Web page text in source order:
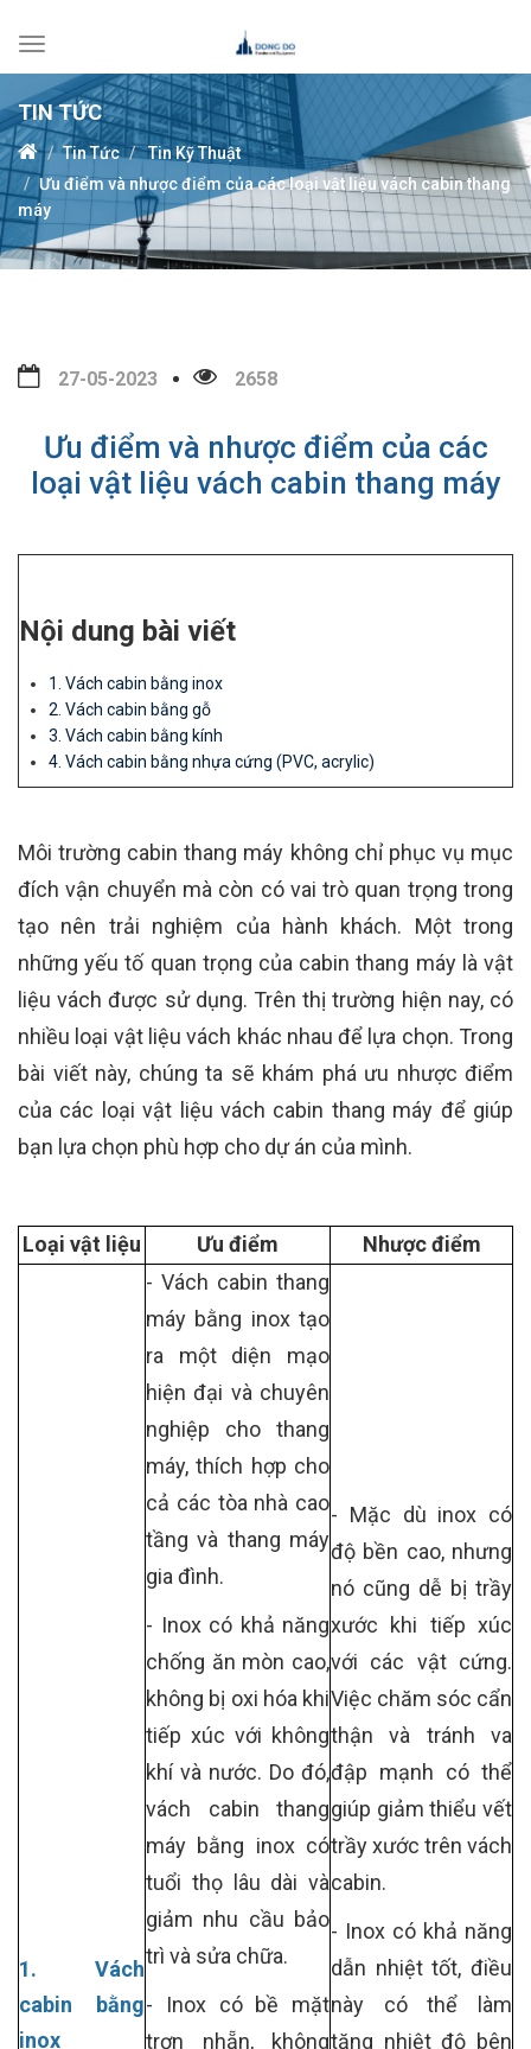
Toggle
navigation
TIN TỨC
Tin Tức
Tin Kỹ Thuật
Ưu điểm và nhược điểm của các loại vật liệu vách cabin thang
máy
27-05-2023 2658
Ưu điểm và nhược điểm của các
loại vật liệu vách cabin thang máy
Nội dung bài viết
1. Vách cabin bằng inox
2. Vách cabin bằng gỗ
3. Vách cabin bằng kính
4. Vách cabin bằng nhựa cứng (PVC, acrylic)
Môi trường cabin thang máy không chỉ phục vụ mục
đích vận chuyển mà còn có vai trò quan trọng trong
tạo nên trải nghiệm của hành khách. Một trong
những yếu tố quan trọng của cabin thang máy là vật
liệu vách được sử dụng. Trên thị trường hiện nay, có
nhiều loại vật liệu vách khác nhau để lựa chọn. Trong
bài viết này, chúng ta sẽ khám phá ưu nhược điểm
của các loại vật liệu vách cabin thang máy để giúp
bạn lựa chọn phù hợp cho dự án của mình.
Loại vật liệu Ưu điểm Nhược điểm
1. Vách
cabin
bằng
inox
- Vách cabin thang
máy bằng inox tạo
ra một diện mạo
hiện đại và chuyên
nghiệp cho thang
máy, thích hợp cho
cả các tòa nhà cao
tầng và thang máy
gia đình.
- Inox có khả năng
chống ăn mòn cao,
không bị oxi hóa khi
tiếp xúc với không
khí và nước. Do đó,
vách cabin thang
máy bằng inox có
tuổi thọ lâu dài và
giảm nhu cầu bảo
trì và sửa chữa.
- Inox có bề mặt
trơn nhẵn, không
- Mặc dù inox có
độ bền cao, nhưng
nó cũng dễ bị trầy
xước khi tiếp xúc
với các vật cứng.
Việc chăm sóc cẩn
thận và tránh va
đập mạnh có thể
giúp giảm thiểu vết
trầy xước trên vách
cabin.
- Inox có khả năng
dẫn nhiệt tốt, điều
này có thể làm
tăng nhiệt độ bên